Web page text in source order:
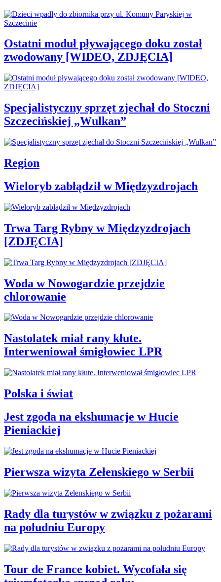
Ostatni moduł pływającego doku został
zwodowany [WIDEO, ZDJĘCIA]
Specjalistyczny sprzęt zjechał do Stoczni
Szczecińskiej „Wulkan”
Region
Wieloryb zabłądził w Międzyzdrojach
Trwa Targ Rybny w Międzyzdrojach
[ZDJĘCIA]
Woda w Nowogardzie przejdzie
chlorowanie
Nastolatek miał rany kłute.
Interweniował śmigłowiec LPR
Polska i świat
Jest zgoda na ekshumacje w Hucie
Pieniackiej
Pierwsza wizyta Zełenskiego w Serbii
Rady dla turystów w związku z pożarami
na południu Europy
Tour de France kobiet. Wycofała się